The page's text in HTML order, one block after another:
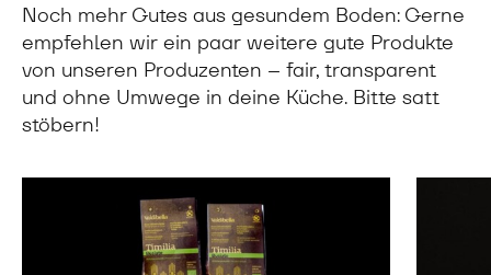
Noch mehr Gutes aus gesundem Boden: Gerne
empfehlen wir ein paar weitere gute Produkte
von unseren Produzenten – fair, transparent
und ohne Umwege in deine Küche. Bitte satt
stöbern!